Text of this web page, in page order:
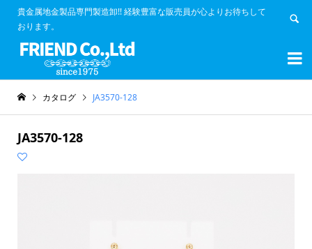
貴金属地金製品専門製造卸!! 経験豊富な販売員が心よりお待ちして
おります。


カタログ JA3570-128
JA3570-128